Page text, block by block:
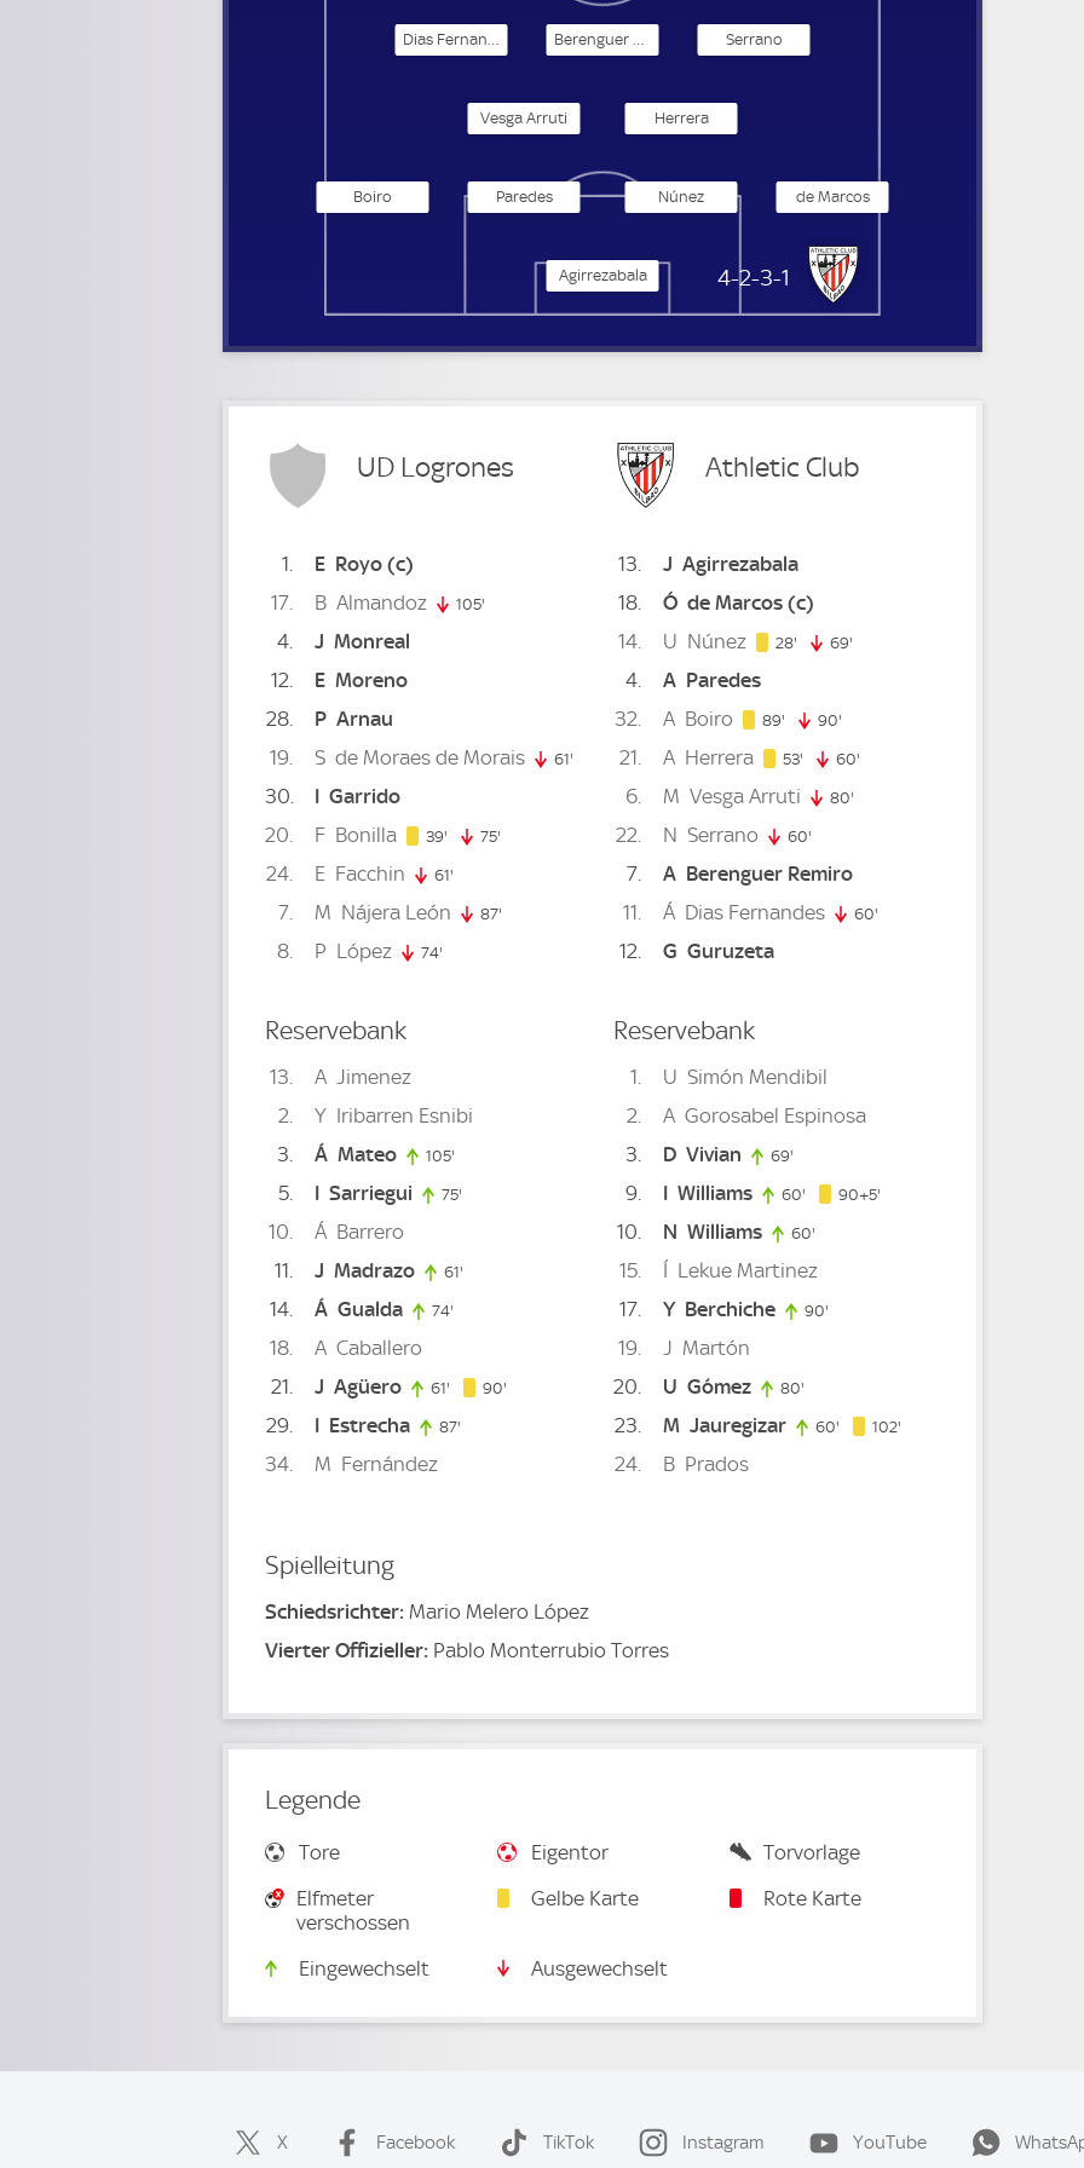
Athletic Club
4-2-3-1
Agirrezabala
de Marcos
Núnez
Paredes
Boiro
Herrera
Vesga Arruti
Serrano
Berenguer Remiro
Dias Fernandes
UD Logrones
1 E Royo(c)
17
B Almandoz 105'
4 J Monreal
12
E Moreno
28
P Arnau
19
S de Moraes de Morais 61' 61. minute
30 I Garrido
20
F Bonilla 39' 39. minute
75'
24 E Facchin 61'
7 M Nájera León 87'
8 P López 74'
Reservebank
13 A
Jimenez
2
Y Iribarren Esnibi
3
Á Mateo 105'
5 I Sarriegui 75'
10 Á Barrero
11
J Madrazo 61'
14 Á Gualda 74'
18 A Caballero
21
J Agüero 61' 61. minute
90'
29 I Estrecha 87'
34 M Fernández
Athletic Club
13 J Agirrezabala
18
Ó de Marcos(c)
14
U Núnez 28' 28. minute
69'
4 A Paredes
32
A Boiro 89' 89. minute
90'
21 A Herrera 53' 53. minute
60'
6 M Vesga Arruti 80'
22 N Serrano 60'
7 A Berenguer Remiro
11
Á Dias Fernandes 60'
12 G Guruzeta
Reservebank
1 U Simón Mendibil
2
A Gorosabel Espinosa
3
D Vivian 69'
9 I Williams 60' 60. minute
90+5'
10 N Williams 60'
15 Í Lekue Martinez
17
Y Berchiche 90'
19 J Martón
20
U Gómez 80'
23 M Jauregizar 60' 60. minute
102'
24 B Prados
Spielleitung
Schiedsrichter: Mario Melero López
Vierter Offizieller: Pablo Monterrubio Torres
Legende
Tore Eigentor
Torvorlage
Elfmeter
verschossen
Gelbe Karte Rote Karte
Eingewechselt Ausgewechselt
X Facebook TikTok Instagram YouTube